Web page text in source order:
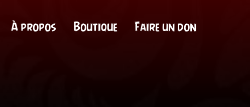
À propos Boutique Faire un don